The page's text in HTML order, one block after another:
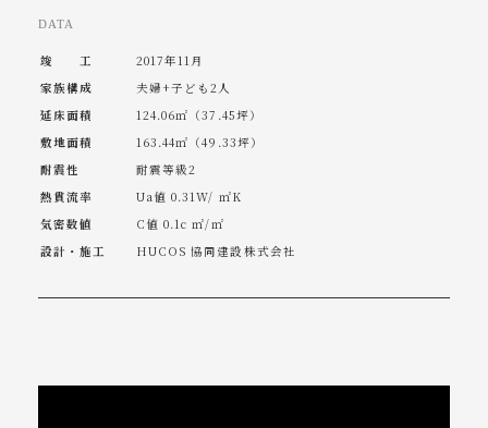
DATA
竣 工
2017年11月
家族構成
夫婦+子ども2人
延床面積
124.06㎡（37.45坪）
敷地面積
163.44㎡（49.33坪）
耐震性
耐震等級2
熱貫流率
Ua値 0.31W/ ㎡K
気密数値
C値 0.1c ㎡/㎡
設計・施工
HUCOS 協同建設株式会社